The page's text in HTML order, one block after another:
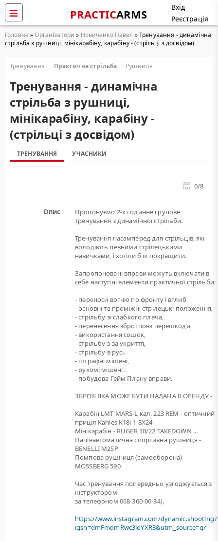
PRACTICARMS
Вхід
Реєстрація
Головна »Організатори » Новиченко Павел » Тренування - динамічна
стрільба з рушниці, мінікарабіну, карабіну - (стрільці з досвідом)
Тренування Практична стрільба Рушниця
Тренування - динамічна
стрільба з рушниці,
мінікарабіну, карабіну -
(стрільці з досвідом)
ТРЕНУВАННЯ УЧАСНИКИ
0/8
Опис
Пропонуємо 2-х годинне групове
тренування з динамічної стрільби.
Тренування насамперед для стрільців, які
володіють певними стрілецькими
навичками, і хотіли б їх покращити.
Запропоновані вправи можуть включати в
себе наступні елементи практичної стрільби:
- переноси вогню по фронту і вглиб,
- основні та проміжні стрілецькі положення,
- стрільбу зі слабкого плеча,
- перенесення зброї повз перешкоди,
- використання сошок,
- стрільбу з-за укриття,
- стрільбу в русі.
- штрафні мішені,
- рухомі мішені .
- побудова Гейм Плану вправи.
ЗБРОЯ ЯКА МОЖЕ БУТИ НАДАНА В ОРЕНДУ -
Карабін LMT MARS-L кал. 223 REM - оптичний
приціл Kahles K18i 1-8X24
Мінікарабін - RUGER 10/22 TAKEDOWN ...
Напівавтоматична спортивна рушниця -
BENELLI M2SP
Помпова рушниця (самооборона) -
MOSSBERG 590
Час тренування попередньо узгоджується з
інструктором
за телефоном 068-360-06-84).
https://www.instagram.com/dynamic.shooting?
igsh=dmFmdmRwc3loYXR3&utm_source=qr